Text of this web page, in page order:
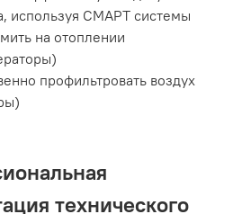
используя СМАРТ системы
на отоплении
профильтровать воздух
технического